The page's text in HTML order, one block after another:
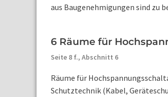
aus Baugenehmigungen sind zu
6 Räume für
Seite 8 f., Abschnitt 6
Räume für
Schutztechnik (Kabel,